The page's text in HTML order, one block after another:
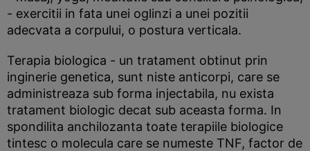
- exercitii in fata unei oglinzi a unei pozitii
adecvata a corpului, o postura verticala.
Terapia biologica - un tratament obtinut prin
inginerie genetica, sunt niste anticorpi, care se
administreaza sub forma injectabila, nu exista
tratament biologic decat sub aceasta forma. In
spondilita anchilozanta toate terapiile biologice
tintesc o molecula care se numeste TNF, factor de